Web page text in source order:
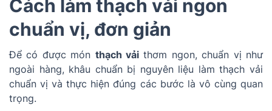
Cách làm thạch vải ngon
chuẩn vị, đơn giản
Để có được món thạch vải thơm ngon, chuẩn vị như
ngoài hàng, khâu chuẩn bị nguyên liệu làm thạch vải
chuẩn vị và thực hiện đúng các bước là vô cùng quan
trọng.